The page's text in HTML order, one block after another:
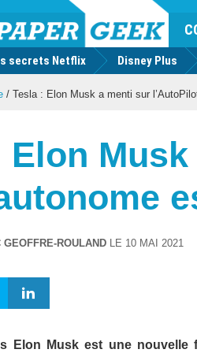
secrets Netflix Disney Plus
/ Tesla : Elon Musk a menti sur
Elon
GEOFFRE-ROULAND LE 10 MAI 2021
Elon Musk est une